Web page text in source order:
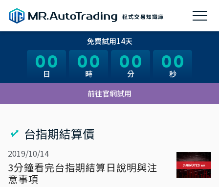
00
日 00
時 00
分 00
秒
前往官網試用
免費試用14天
00
日 00
時 00
分 00
秒
台指期結算價
2019/10/14
3分鐘看完台指期結算日說明與注
意事項